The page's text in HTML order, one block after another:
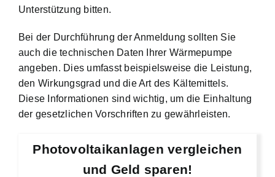
Unterstützung bitten.
Bei der Durchführung der Anmeldung sollten Sie
auch die technischen Daten Ihrer Wärmepumpe
angeben. Dies umfasst beispielsweise die Leistung,
den Wirkungsgrad und die Art des Kältemittels.
Diese Informationen sind wichtig, um die Einhaltung
der gesetzlichen Vorschriften zu gewährleisten.
Photovoltaikanlagen vergleichen
und Geld sparen!